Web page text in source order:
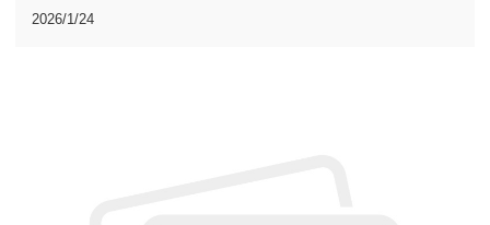
动力高效换热技术及应用”，荣获工程技术研究成果一等
2026/1/24